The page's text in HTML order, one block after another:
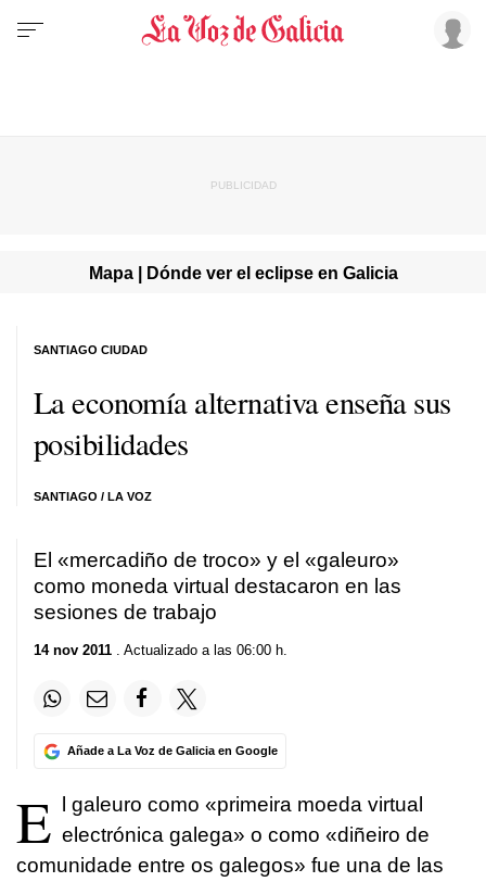
Mapa | Dónde ver el eclipse en Galicia
La economía alternativa enseña sus
posibilidades
SANTIAGO / LA VOZ
SANTIAGO CIUDAD
El «mercadiño de troco» y el «galeuro»
como moneda virtual destacaron en las
sesiones de trabajo
14 nov 2011 . Actualizado a las 06:00 h.
Añade a La Voz de Galicia en Google
E
l galeuro como «primeira moeda virtual
electrónica galega» o como «diñeiro de
comunidade entre os galegos» fue una de las